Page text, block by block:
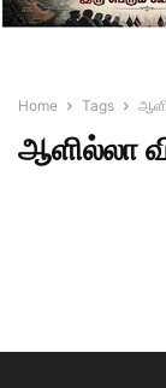
Home Tags
ஆளில்லா